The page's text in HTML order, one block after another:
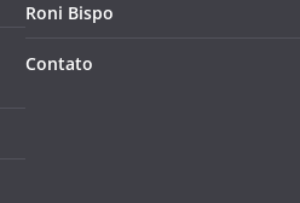
Roni Bispo
Contato